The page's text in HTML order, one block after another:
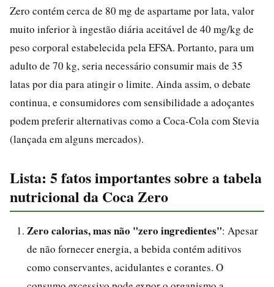
Zero contém cerca de 80 mg de aspartame por lata, valor
muito inferior à ingestão diária aceitável de 40 mg/kg de
peso corporal estabelecida pela EFSA. Portanto, para um
adulto de 70 kg, seria necessário consumir mais de 35
latas por dia para atingir o limite. Ainda assim, o debate
continua, e consumidores com sensibilidade a adoçantes
podem preferir alternativas como a Coca-Cola com Stevia
(lançada em alguns mercados).
Lista: 5 fatos importantes sobre a tabela
nutricional da Coca Zero
Zero calorias, mas não "zero ingredientes": Apesar
de não fornecer energia, a bebida contém aditivos
como conservantes, acidulantes e corantes. O